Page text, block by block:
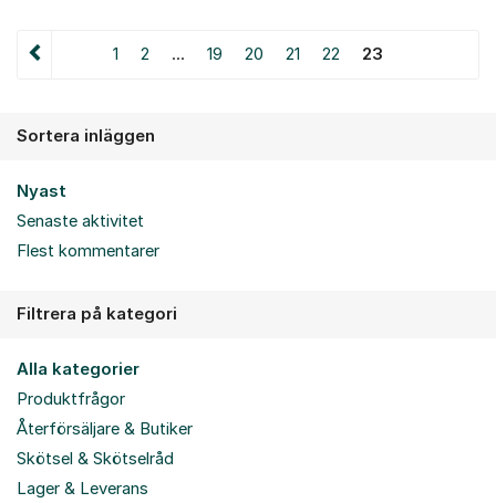
1 2 ... 19 20 21 22 23
Sortera inläggen
Nyast
Senaste aktivitet
Flest kommentarer
Filtrera på kategori
Alla kategorier
Produktfrågor
Återförsäljare & Butiker
Skötsel & Skötselråd
Lager & Leverans